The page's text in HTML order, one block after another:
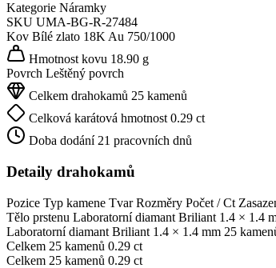
Kategorie Náramky
SKU UMA-BG-R-27484
Kov Bílé zlato 18KAu 750/1000
Hmotnost kovu 18.90 g
Povrch Leštěný povrch
Celkem drahokamů 25 kamenů
Celková karátová hmotnost 0.29 ct
Doba dodání 21 pracovních dnů
Detaily drahokamů
Pozice Typ kamene Tvar Rozměry Počet / Ct
Tělo prstenu Laboratorní diamant Briliant 1.4 × 1.4
Laboratorní diamant Briliant 1.4 × 1.4 mm 25
Celkem 25 kamenů 0.29 ct
Celkem 25 kamenů 0.29 ct